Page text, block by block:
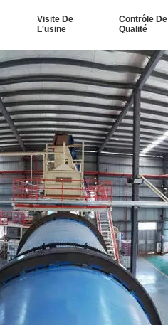
Visite De
L'usine
Contrôle De
Qualité